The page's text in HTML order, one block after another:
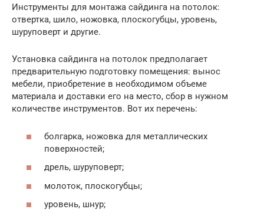
Инструменты для монтажа сайдинга на потолок:
отвертка, шило, ножовка, плоскогубцы, уровень,
шуруповерт и другие.
Установка сайдинга на потолок предполагает
предварительную подготовку помещения: вынос
мебели, приобретение в необходимом объеме
материала и доставки его на место, сбор в нужном
количестве инструментов. Вот их перечень:
болгарка, ножовка для металлических
поверхностей;
дрель, шуруповерт;
молоток, плоскогубцы;
уровень, шнур;